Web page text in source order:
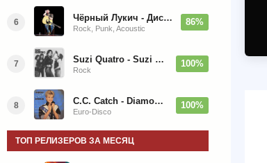
6 Чёрный Лукич - Дискография (1987-2014)
Rock, Punk, Acoustic
86%
7 Suzi Quatro - Suzi Quatro (Bonus Tracks, Remaster) 1973/2022
Rock
100%
8 C.C. Catch - Diamonds. Her Greatest Hits 1988
Euro-Disco
100%
ТОП РЕЛИЗЕРОВ ЗА МЕСЯЦ